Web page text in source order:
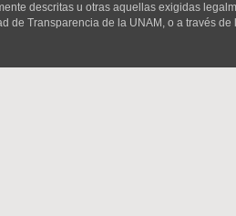
descritas u otras aquellas exigidas
de Transparencia de la UNAM, o a través